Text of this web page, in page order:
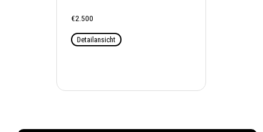
€2.500
Detailansicht